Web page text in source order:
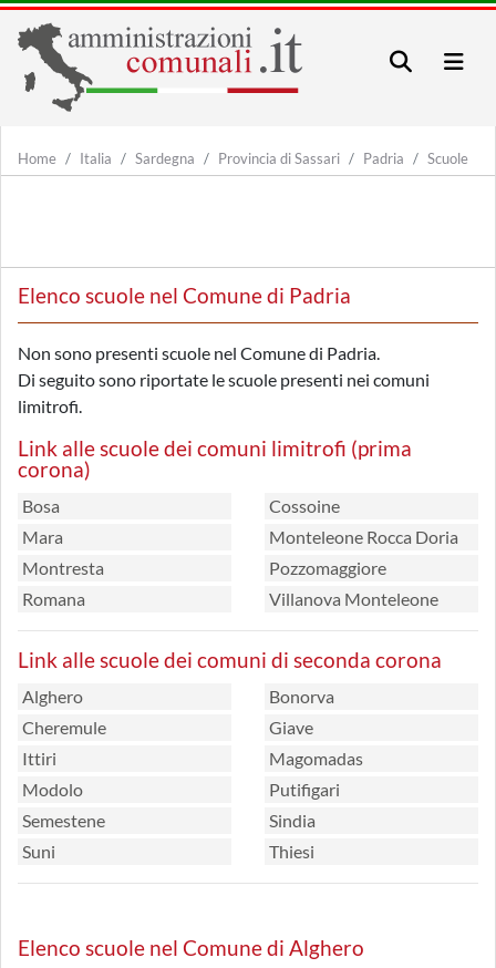
Home Italia Sardegna Provincia di Sassari Padria Scuole
Elenco scuole nel Comune di Padria
Non sono presenti scuole nel Comune di Padria.
Di seguito sono riportate le scuole presenti nei comuni
limitrofi.
Link alle scuole dei comuni limitrofi (prima
corona)
Bosa
Cossoine
Mara
Monteleone Rocca Doria
Montresta
Pozzomaggiore
Romana
Villanova Monteleone
Link alle scuole dei comuni di seconda corona
Alghero
Bonorva
Cheremule
Giave
Ittiri
Magomadas
Modolo
Putifigari
Semestene
Sindia
Suni
Thiesi
Elenco scuole nel Comune di Alghero